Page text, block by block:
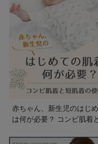
赤ちゃん、新生児のはじ
は何が必要？ コンビ肌着